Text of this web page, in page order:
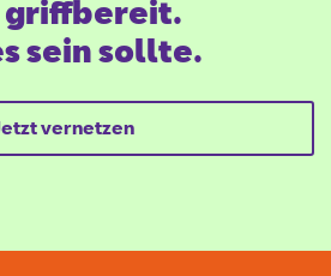
griffbereit.
sein sollte.
vernetzen